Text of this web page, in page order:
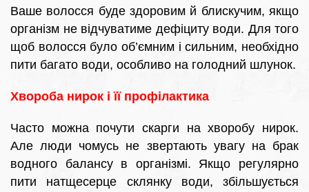
Ваше волосся буде здоровим й блискучим, якщо
організм не відчуватиме дефіциту води. Для того
щоб волосся було об’ємним і сильним, необхідно
пити багато води, особливо на голодний шлунок.
Хвороба нирок і її профілактика
Часто можна почути скарги на хворобу нирок.
Але люди чомусь не звертають увагу на брак
водного балансу в організмі. Якщо регулярно
пити натщесерце склянку води, збільшується